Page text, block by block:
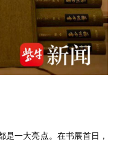
是一大亮点。在书展首日，